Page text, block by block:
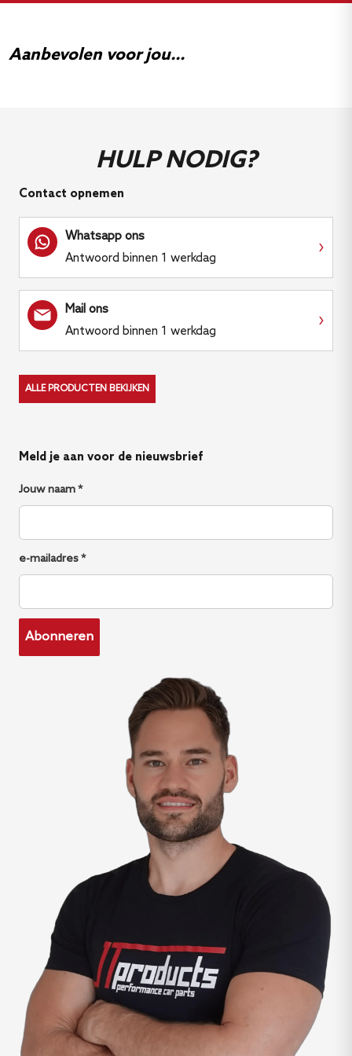
directe montage.
Aanbevolen voor jou...
HULP NODIG?
Contact opnemen
Whatsapp ons
Antwoord binnen 1 werkdag
›
Mail ons
Antwoord binnen 1 werkdag
›
ALLE PRODUCTEN BEKIJKEN
Meld je aan voor de nieuwsbrief
Jouw naam *
e-mailadres *
Abonneren